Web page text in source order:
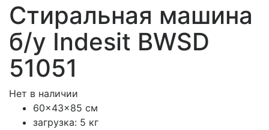
Стиральная машина
б/у Indesit BWSD
51051
Нет в наличии
60x43x85 см
загрузка: 5 кг